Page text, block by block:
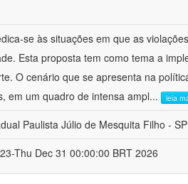
se às situações em que as
Esta proposta tem como tema a
O cenário que se apresenta na
em um quadro de intensa ampl... leia
Paulista Júlio de Mesquita Filho -
Thu Dec 31 00:00:00 BRT 2026